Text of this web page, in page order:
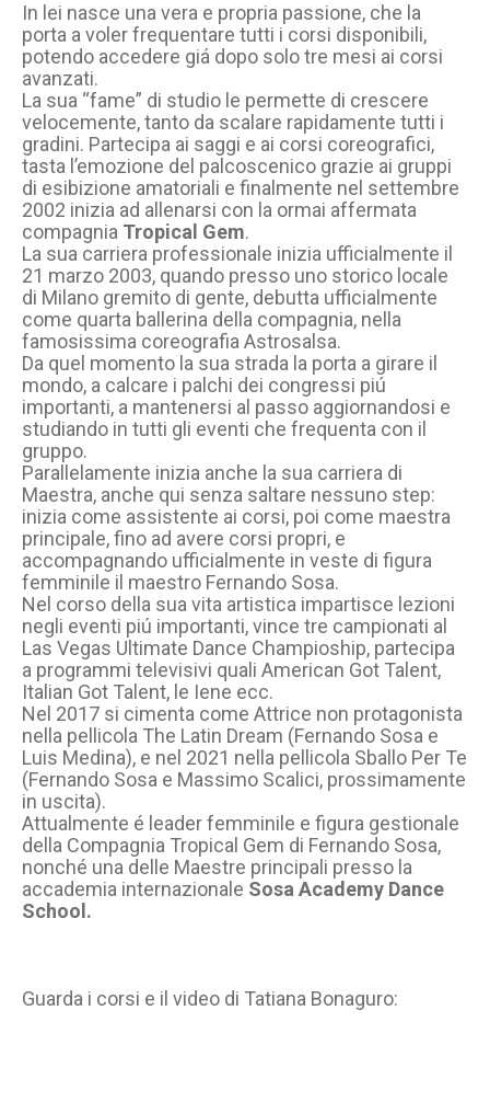
In lei nasce una vera e propria passione, che la
porta a voler frequentare tutti i corsi disponibili,
potendo accedere giá dopo solo tre mesi ai corsi
avanzati.
La sua “fame” di studio le permette di crescere
velocemente, tanto da scalare rapidamente tutti i
gradini. Partecipa ai saggi e ai corsi coreografici,
tasta l’emozione del palcoscenico grazie ai gruppi
di esibizione amatoriali e finalmente nel settembre
2002 inizia ad allenarsi con la ormai affermata
compagnia Tropical Gem.
La sua carriera professionale inizia ufficialmente il
21 marzo 2003, quando presso uno storico locale
di Milano gremito di gente, debutta ufficialmente
come quarta ballerina della compagnia, nella
famosissima coreografia Astrosalsa.
Da quel momento la sua strada la porta a girare il
mondo, a calcare i palchi dei congressi piú
importanti, a mantenersi al passo aggiornandosi e
studiando in tutti gli eventi che frequenta con il
gruppo.
Parallelamente inizia anche la sua carriera di
Maestra, anche qui senza saltare nessuno step:
inizia come assistente ai corsi, poi come maestra
principale, fino ad avere corsi propri, e
accompagnando ufficialmente in veste di figura
femminile il maestro Fernando Sosa.
Nel corso della sua vita artistica impartisce lezioni
negli eventi piú importanti, vince tre campionati al
Las Vegas Ultimate Dance Champioship, partecipa
a programmi televisivi quali American Got Talent,
Italian Got Talent, le Iene ecc.
Nel 2017 si cimenta come Attrice non protagonista
nella pellicola The Latin Dream (Fernando Sosa e
Luis Medina), e nel 2021 nella pellicola Sballo Per Te
(Fernando Sosa e Massimo Scalici, prossimamente
in uscita).
Attualmente é leader femminile e figura gestionale
della Compagnia Tropical Gem di Fernando Sosa,
nonché una delle Maestre principali presso la
accademia internazionale Sosa Academy Dance
School.
Guarda i corsi e il video di Tatiana Bonaguro: